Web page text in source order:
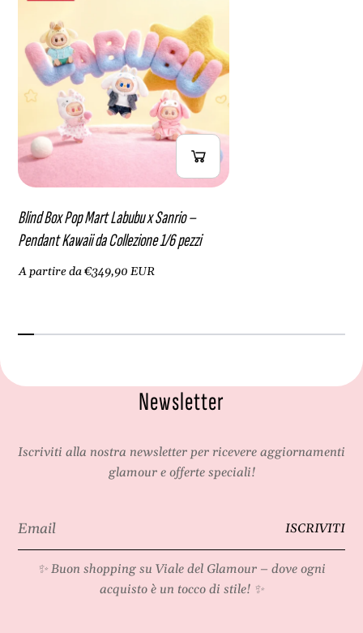
Blind Box Pop Mart Labubu x Sanrio –
Pendant Kawaii da Collezione 1/6 pezzi
A partire da €349,90 EUR
Newsletter
Iscriviti alla nostra newsletter per ricevere aggiornamenti
glamour e offerte speciali!
ISCRIVITI
✨ Buon shopping su Viale del Glamour – dove ogni
acquisto è un tocco di stile! ✨